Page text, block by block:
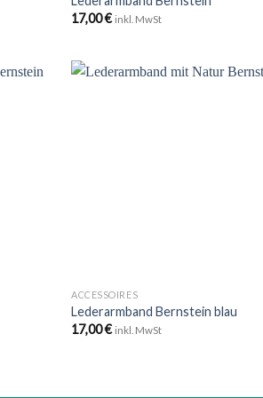
17,00€ inkl. MwSt
ACCESSOIRES
Lederarmband Bernstein blau
17,00€ inkl. MwSt